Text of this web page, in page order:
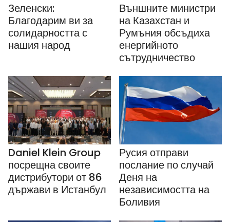
Зеленски:
Благодарим ви за
солидарността с
нашия народ
Външните министри
на Казахстан и
Румъния обсъдиха
енергийното
сътрудничество
Daniel Klein Group
посрещна своите
дистрибутори от 86
държави в Истанбул
Русия отправи
послание по случай
Деня на
независимостта на
Боливия